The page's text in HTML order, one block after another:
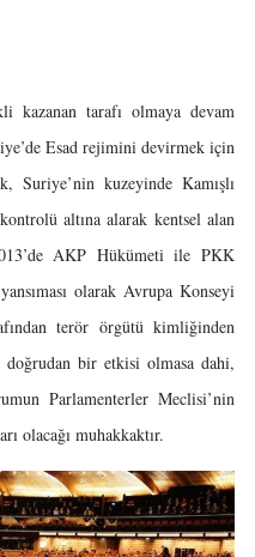
tarafı olmaya devam
Esad rejimini devirmek için
Suriye’nin kuzeyinde Kamışlı
altına alarak kentsel alan
AKP Hükümeti ile PKK
olarak Avrupa Konseyi
terör örgütü kimliğinden
doğrudan bir etkisi olmasa dahi,
Parlamenterler Meclisi’nin
olacağı muhakkaktır.